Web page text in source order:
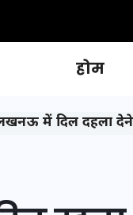
होम
में दिल दहला देने